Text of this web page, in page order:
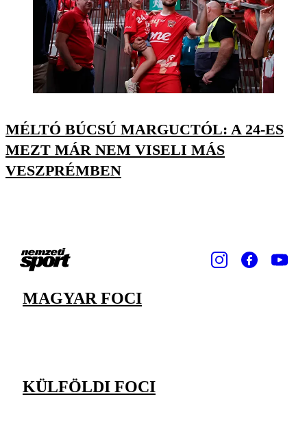
MÉLTÓ BÚCSÚ MARGUCTÓL: A 24-ES
MEZT MÁR NEM VISELI MÁS
VESZPRÉMBEN
MAGYAR FOCI
KÜLFÖLDI FOCI